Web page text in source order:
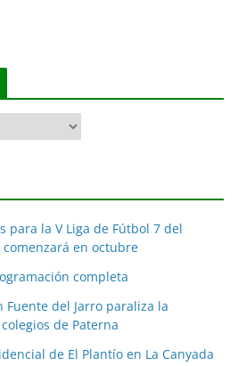
para la V Liga de Fútbol 7 del
en octubre
completa
del Jarro paraliza la
de Paterna
de El Plantío en La Canyada